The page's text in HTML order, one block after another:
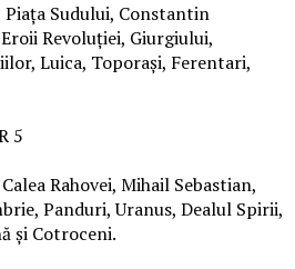
Sudului, Constantin
Revoluției, Giurgiului,
Luica, Toporași, Ferentari,
5
Rahovei, Mihail Sebastian,
Panduri, Uranus, Dealul Spirii,
și Cotroceni.